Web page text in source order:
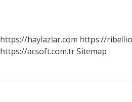
https://haylazlar.com https://
https://acsoft.com.trSitemap